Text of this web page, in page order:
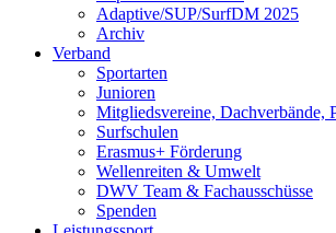
Adaptive/SUP/SurfDM 2025
Archiv
Verband
Sportarten
Junioren
Mitgliedsvereine, Dachverbände,
Surfschulen
Erasmus+ Förderung
Wellenreiten & Umwelt
DWV Team & Fachausschüsse
Spenden